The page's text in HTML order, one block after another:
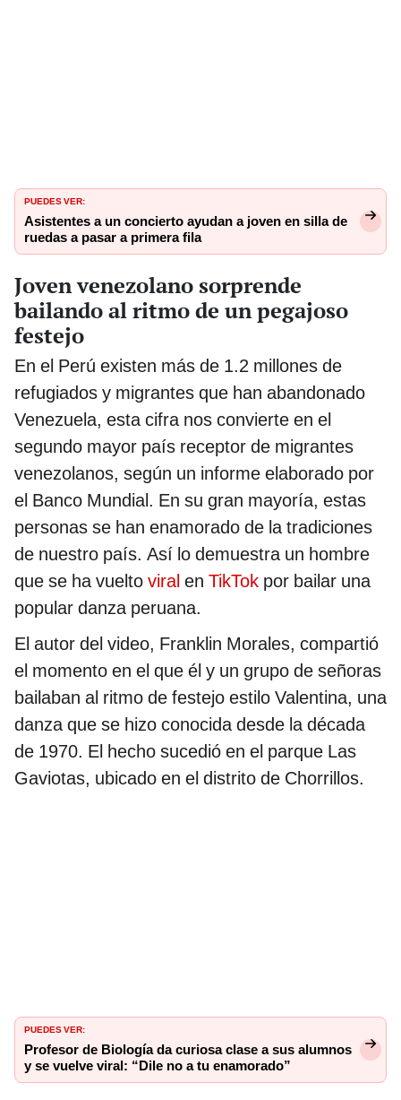
PUEDES VER:
Asistentes a un concierto ayudan a joven en silla de
ruedas a pasar a primera fila
Joven venezolano sorprende
bailando al ritmo de un pegajoso
festejo
En el Perú existen más de 1.2 millones de
refugiados y migrantes que han abandonado
Venezuela, esta cifra nos convierte en el
segundo mayor país receptor de migrantes
venezolanos, según un informe elaborado por
el Banco Mundial. En su gran mayoría, estas
personas se han enamorado de la tradiciones
de nuestro país. Así lo demuestra un hombre
que se ha vuelto viral en TikTok por bailar una
popular danza peruana.
El autor del video, Franklin Morales, compartió
el momento en el que él y un grupo de señoras
bailaban al ritmo de festejo estilo Valentina, una
danza que se hizo conocida desde la década
de 1970. El hecho sucedió en el parque Las
Gaviotas, ubicado en el distrito de Chorrillos.
PUEDES VER:
Profesor de Biología da curiosa clase a sus alumnos
y se vuelve viral: “Dile no a tu enamorado”